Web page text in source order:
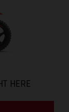
HERE